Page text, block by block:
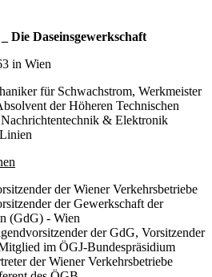
Die Daseinsgewerkschaft
in Wien
für Schwachstrom, Werkmeister
der Höheren Technischen
& Elektronik
der Wiener Verkehrsbetriebe
der Gewerkschaft der
(GdG) - Wien
der GdG, Vorsitzender
im ÖGJ-Bundespräsidium
der Wiener Verkehrsbetriebe